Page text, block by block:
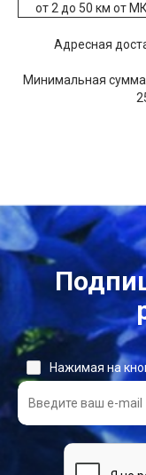
от 2 до 50 км от
Адресная
Минимальная сумма
Нажимая на